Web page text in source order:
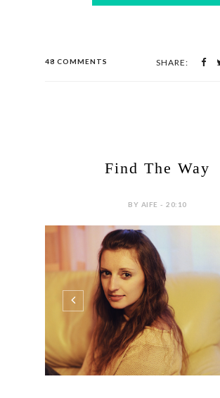
48 COMMENTS SHARE:
Find The Way
BY AIFE - 20:10